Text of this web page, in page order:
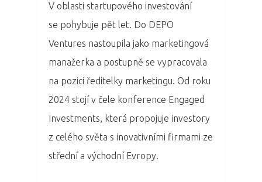
V oblasti startupového investování
se pohybuje pět let. Do DEPO
Ventures nastoupila jako marketingová
manažerka a postupně se vypracovala
na pozici ředitelky marketingu. Od roku
2024 stojí v čele konference Engaged
Investments, která propojuje investory
z celého světa s inovativními firmami ze
střední a východní Evropy.
PRO MÉDIA
PŘIHLÁŠENÍ